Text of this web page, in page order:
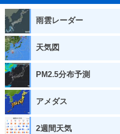
雨雲レーダー
天気図
PM2.5分布予測
アメダス
2週間天気